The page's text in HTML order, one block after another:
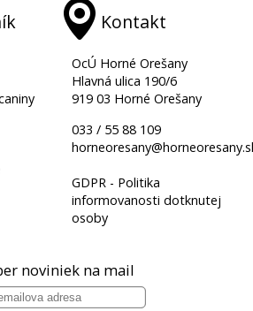
Kontakt
OcÚ Horné Orešany
Hlavná ulica 190/6
919 03 Horné Orešany
033 / 55 88 109
GDPR - Politika
informovanosti dotknutej
osoby
noviniek na mail